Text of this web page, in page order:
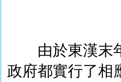
由於東漢末年
政府都實行了相